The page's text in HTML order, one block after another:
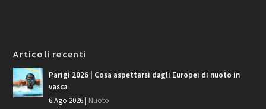
Articoli recenti
Parigi 2026 | Cosa aspettarsi dagli Europei di nuoto in
vasca
6 Ago 2026| Nuoto